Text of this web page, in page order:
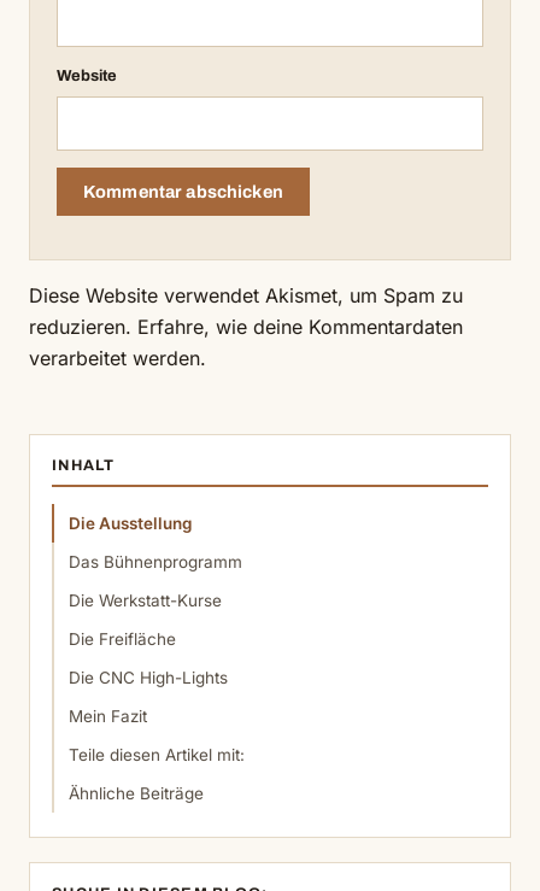
Website
Diese Website verwendet Akismet, um Spam zu
reduzieren. Erfahre, wie deine Kommentardaten
verarbeitet werden.
INHALT
Die Ausstellung
Das Bühnenprogramm
Die Werkstatt-Kurse
Die Freifläche
Die CNC High-Lights
Mein Fazit
Teile diesen Artikel mit:
Ähnliche Beiträge